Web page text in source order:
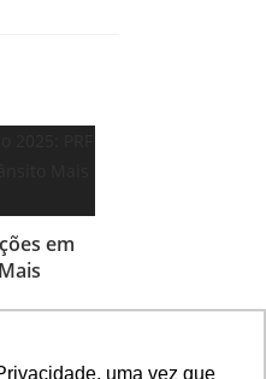
uma vez que
em